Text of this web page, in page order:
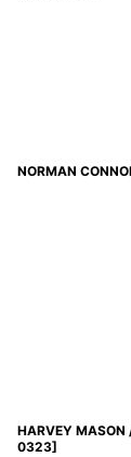
NORMAN
HARVEY MASON
0323]